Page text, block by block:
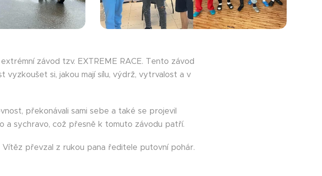
závod tzv. EXTREME RACE. Tento závod
si, jakou mají sílu, výdrž, vytrvalost a v
překonávali sami sebe a také se projevil
a sychravo, což přesně k tomuto závodu patří.
převzal z rukou pana ředitele putovní pohár.